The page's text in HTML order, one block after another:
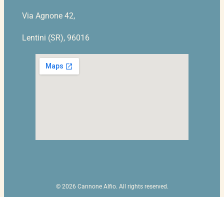
Via Agnone 42,
Lentini (SR), 96016
© 2026 Cannone Alfio. All rights reserved.